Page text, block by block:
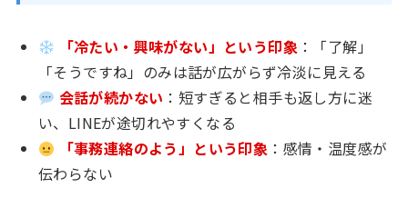
「冷たい・興味がない」という印象：「了解」
「そうですね」のみは話が広がらず冷淡に見える
会話が続かない ：短すぎると相手も返し方に迷
い、LINEが途切れやすくなる
「事務連絡のよう」という印象 ：感情・温度感が
伝わらない